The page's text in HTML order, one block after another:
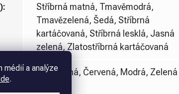
médií a analýze
.
:
Stříbrná matná, Tmavěmodrá,
Tmavězelená, Šedá, Stříbrná
kartáčovaná, Stříbrná lesklá, Jasná
zelená, Zlatostříbrná kartáčovaná
:
Bílá, Černá, Červená, Modrá, Zelená